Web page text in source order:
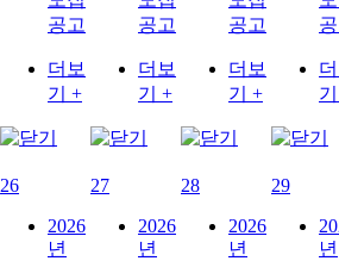
공고
더보
기 +
공고
더보
기 +
공고
더보
기 +
26
2026
년
27
2026
년
28
2026
년
29
년